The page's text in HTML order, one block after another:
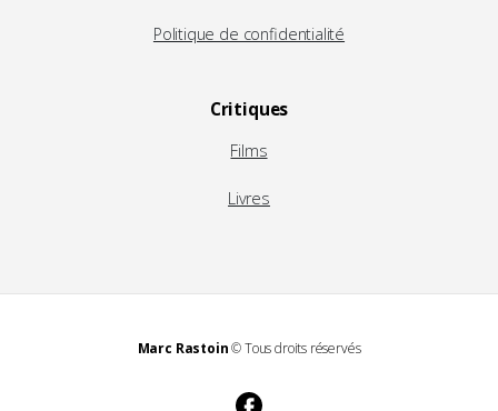
Politique de confidentialité
Critiques
Films
Livres
Marc Rastoin© Tous droits réservés